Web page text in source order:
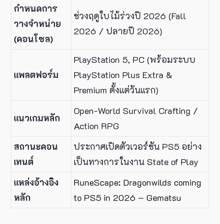
กำหนดการ
วางจำหน่าย
(คอนโซล)
ช่วงฤดูใบไม้ร่วงปี 2026 (Fall
2026 / ปลายปี 2026)
แพลตฟอร์ม
PlayStation 5, PC (พร้อมระบบ
PlayStation Plus Extra &
Premium ตั้งแต่วันแรก)
แนวเกมหลัก
Open-World Survival Crafting /
Action RPG
สถานะคอน
เทนต์
ประกาศเปิดตัวเวอร์ชัน PS5 อย่าง
เป็นทางการในงาน State of Play
แหล่งอ้างอิง
หลัก
RuneScape: Dragonwilds coming
to PS5 in 2026 – Gematsu